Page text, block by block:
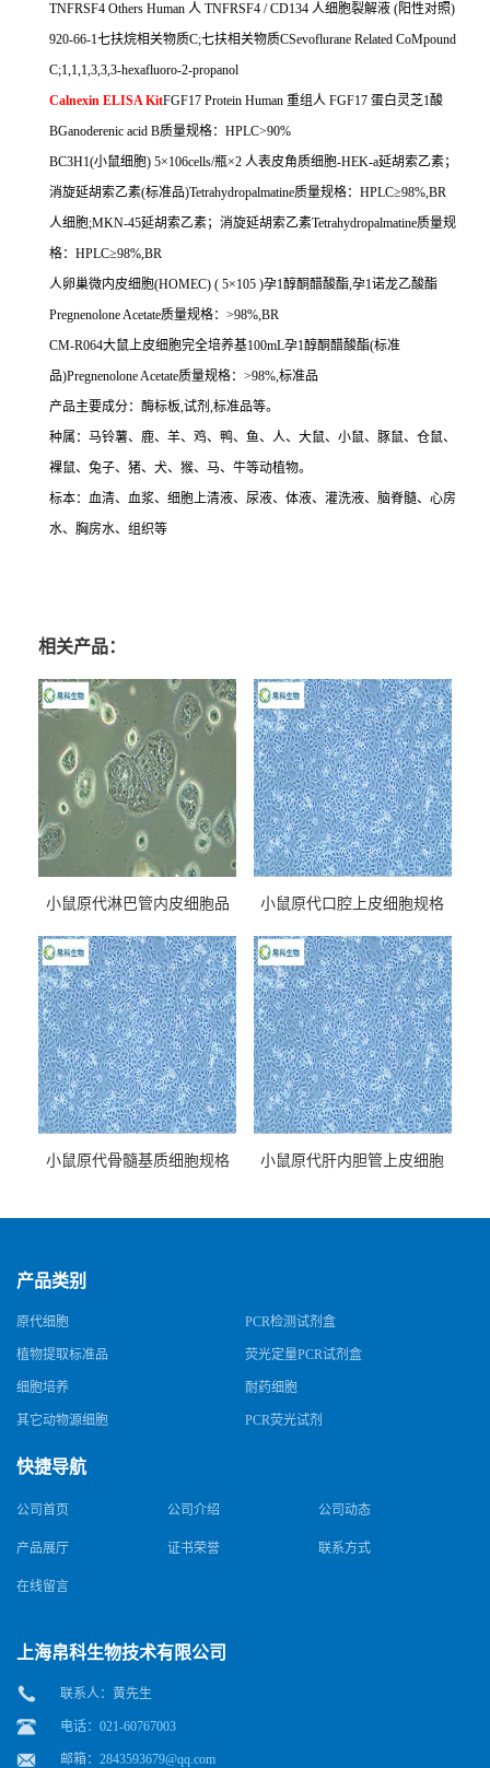
TNFRSF4 Others Human 人 TNFRSF4 / CD134 人细胞裂解液 (阳性对照)
920-66-1七扶烷相关物质C;七扶相关物质CSevoflurane Related CoMpound
C;1,1,1,3,3,3-hexafluoro-2-propanol
Calnexin ELISA KitFGF17 Protein Human 重组人 FGF17 蛋白灵芝1酸
BGanoderenic acid B质量规格： HPLC>90%
BC3H1(小鼠细胞) 5×106cells/瓶×2 人表皮角质细胞-HEK-a延胡索乙素；
消旋延胡索乙素(标准品)Tetrahydropalmatine质量规格： HPLC≥98%,BR
人细胞;MKN-45延胡索乙素；消旋延胡索乙素Tetrahydropalmatine质量规
格： HPLC≥98%,BR
人卵巢微内皮细胞(HOMEC) ( 5×105 )孕1醇酮醋酸酯,孕1诺龙乙酸酯
Pregnenolone Acetate质量规格： >98%,BR
CM-R064大鼠上皮细胞完全培养基100mL孕1醇酮醋酸酯(标准
品)Pregnenolone Acetate质量规格： >98%,标准品
产品主要成分：酶标板,试剂 ,标准品等。
种属：马铃薯、鹿、羊、鸡、鸭、鱼、人、大鼠、小鼠、豚鼠、仓鼠、
裸鼠、兔子、猪、犬、猴、马、牛等动植物。
标本：血清、血浆、细胞上清液、尿液、体液、灌洗液、脑脊髓、心房
水、胸房水、组织等
相关产品：
小鼠原代淋巴管内皮细胞品
小鼠原代口腔上皮细胞规格
小鼠原代骨髓基质细胞规格
小鼠原代肝内胆管上皮细胞
产品类别
原代细胞 PCR检测试剂盒
植物提取标准品 荧光定量PCR试剂盒
细胞培养 耐药细胞
其它动物源细胞 PCR荧光试剂
快捷导航
公司首页 公司介绍 公司动态
产品展厅 证书荣誉 联系方式
在线留言
上海帛科生物技术有限公司
联系人：黄先生
电话：021-60767003
邮箱： 2843593679@qq.com